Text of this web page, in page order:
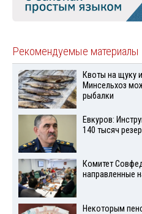
Рекомендуемые материалы
Квоты на щуку
Минсельхоз
рыбалки
Евкуров:
140 тысяч
Комитет
направленные
Некоторым